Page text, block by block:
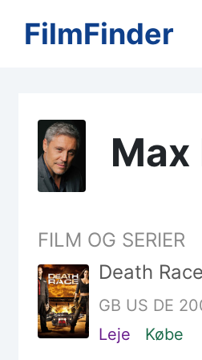
FilmFinder
Max
FILM OG SERIER
Death Race
GB US DE
Leje
Købe